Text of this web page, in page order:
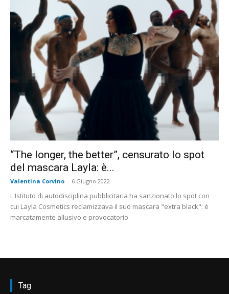
“The longer, the better”, censurato lo spot
del mascara Layla: è...
Valentina Corvino - 6 Giugno 2022
L'Istituto di autodisciplina pubblicitaria ha sanzionato lo spot con
cui Layla Cosmetics reclamizzava il suo mascara "extra black": è
marcatamente allusivo e provocatorio
Tag